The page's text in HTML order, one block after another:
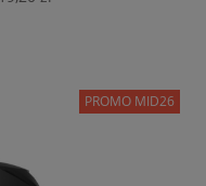
PROMO MID26